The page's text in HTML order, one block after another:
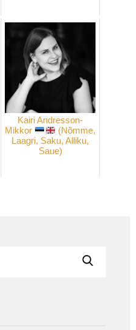
Kairi Andresson-
Mikkor
(Nõmme,
Laagri, Saku, Alliku,
Saue)